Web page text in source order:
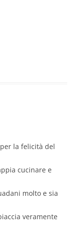
la felicità del
cucinare e
molto e sia
veramente